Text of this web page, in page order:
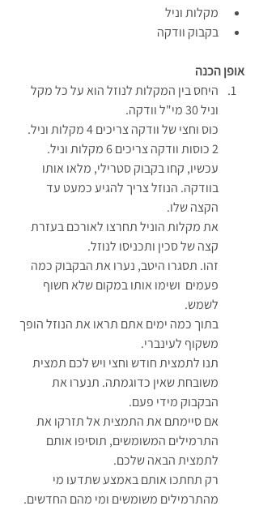
מקלות וניל
בקבוק וודקה
אופן הכנה
היחס בין המקלות לנוזל הוא על כל מקל
וניל 30 מי"ל וודקה.
כוס וחצי של וודקה צריכים 4 מקלות וניל.
2 כוסות וודקה צריכים 6 מקלות וניל.
עכשיו, קחו בקבוק סטרילי, מלאו אותו
בוודקה. הנוזל צריך להגיע כמעט עד
הקצה שלו.
את מקלות הוניל תחרצו לאורכם בעזרת
קצה של סכין ותכניסו לנוזל.
זהו. תסגרו היטב, נערו את הבקבוק כמה
פעמים  ושימו אותו במקום שלא חשוף
לשמש.
בתוך כמה ימים אתם תראו את הנוזל הופך
משקוף לעינברי.
תנו לתמצית חודש וחצי ויש לכם תמצית
משובחת שאין כדוגמתה. תנערו את
הבקבוק מידי פעם.
אם סיימתם את התמצית אל תזרקו את
התרמילים המשומשים, תוסיפו אותם
לתמצית הבאה שלכם.
רק תחתכו אותם באמצע שתדעו מי
מהתרמילים משומשים ומי מהם החדשים.